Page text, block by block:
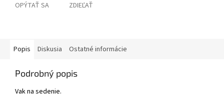
OPÝTAŤ SA ZDIEĽAŤ
Popis Diskusia Ostatné informácie
Podrobný popis
Vak na sedenie.